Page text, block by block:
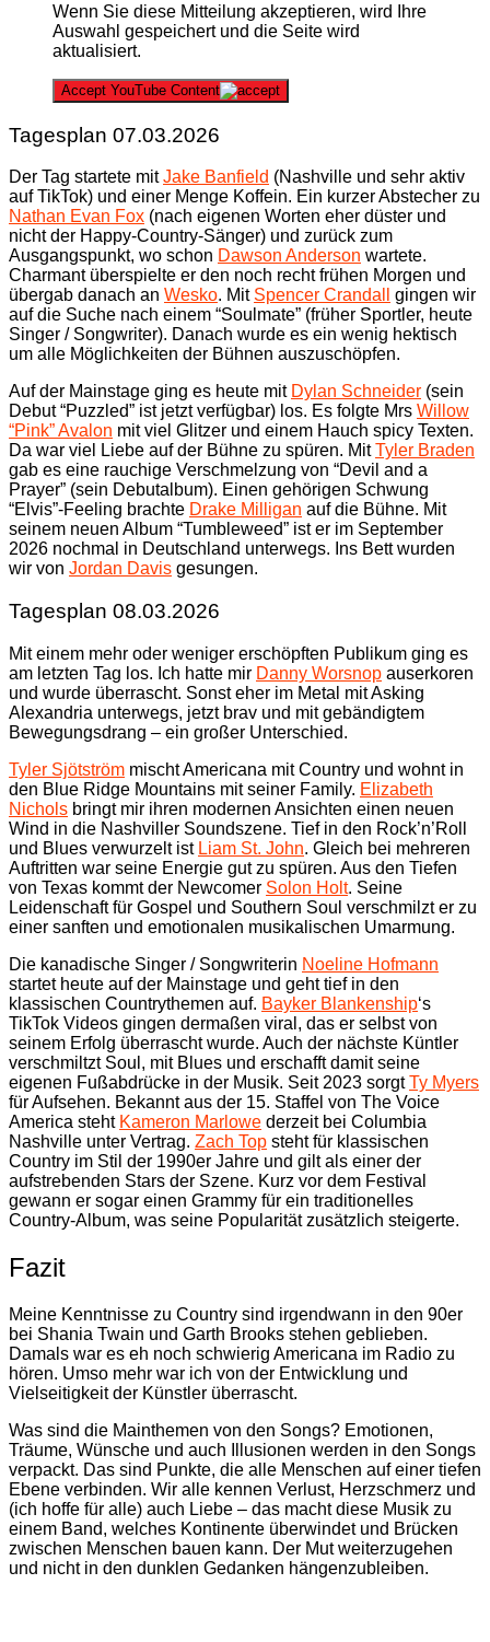
Wenn Sie diese Mitteilung akzeptieren, wird Ihre
Auswahl gespeichert und die Seite wird
aktualisiert.
Accept YouTube Content
Tagesplan 07.03.2026
Der Tag startete mitJake Banfield (Nashville und sehr aktiv
auf TikTok) und einer Menge Koffein. Ein kurzer Abstecher zu
Nathan Evan Fox (nach eigenen Worten eher düster und
nicht der Happy-Country-Sänger) und zurück zum
Ausgangspunkt, wo schon Dawson Anderson wartete.
Charmant überspielte er den noch recht frühen Morgen und
übergab danach an Wesko. Mit Spencer Crandall
gingen wir
auf die Suche nach einem “Soulmate” (früher Sportler, heute
Singer / Songwriter). Danach wurde es ein wenig hektisch
um alle Möglichkeiten der Bühnen auszuschöpfen.
Auf der Mainstage ging es heute mit Dylan Schneider (sein
Debut “Puzzled” ist jetzt verfügbar) los. Es folgte Mrs Willow
“Pink” Avalon mit viel Glitzer und einem Hauch spicy Texten.
Da war viel Liebe auf der Bühne zu spüren. MitTyler Braden
gab es eine rauchige Verschmelzung von “Devil and a
Prayer” (sein Debutalbum). Einen gehörigen Schwung
“Elvis”-Feeling brachte Drake Milligan auf die Bühne. Mit
seinem neuen Album “Tumbleweed” ist er im September
2026 nochmal in Deutschland unterwegs. Ins Bett wurden
wir von Jordan Davis gesungen.
Tagesplan 08.03.2026
Mit einem mehr oder weniger erschöpften Publikum ging es
am letzten Tag los. Ich hatte mir Danny Worsnop auserkoren
und wurde überrascht. Sonst eher im Metal mit Asking
Alexandria unterwegs, jetzt brav und mit gebändigtem
Bewegungsdrang – ein großer Unterschied.
Tyler Sjötström mischt Americana mit Country und wohnt in
den Blue Ridge Mountains mit seiner Family. Elizabeth
Nichols bringt mir ihren modernen Ansichten einen neuen
Wind in die Nashviller Soundszene. Tief in den Rock’n’Roll
und Blues verwurzelt ist Liam St. John. Gleich bei mehreren
Auftritten war seine Energie gut zu spüren. Aus den Tiefen
von Texas kommt der Newcomer Solon Holt. Seine
Leidenschaft für Gospel und Southern Soul verschmilzt er zu
einer sanften und emotionalen musikalischen Umarmung.
Die kanadische Singer / Songwriterin Noeline Hofmann
startet heute auf der Mainstage und geht tief in den
klassischen Countrythemen auf. Bayker Blankenship‘s
TikTok Videos gingen dermaßen viral, das er selbst von
seinem Erfolg überrascht wurde. Auch der nächste Küntler
verschmiltzt Soul, mit Blues und erschafft damit seine
eigenen Fußabdrücke in der Musik. Seit 2023 sorgtTy Myers
für Aufsehen. Bekannt aus der 15. Staffel von The Voice
America steht Kameron Marlowe derzeit bei Columbia
Nashville unter Vertrag. Zach Top steht für klassischen
Country im Stil der 1990er Jahre und gilt als einer der
aufstrebenden Stars der Szene. Kurz vor dem Festival
gewann er sogar einen Grammy für ein traditionelles
Country-Album, was seine Popularität zusätzlich steigerte.
Fazit
Meine Kenntnisse zu Country sind irgendwann in den 90er
bei Shania Twain und Garth Brooks stehen geblieben.
Damals war es eh noch schwierig Americana im Radio zu
hören. Umso mehr war ich von der Entwicklung und
Vielseitigkeit der Künstler überrascht.
Was sind die Mainthemen von den Songs? Emotionen,
Träume, Wünsche und auch Illusionen werden in den Songs
verpackt. Das sind Punkte, die alle Menschen auf einer tiefen
Ebene verbinden. Wir alle kennen Verlust, Herzschmerz und
(ich hoffe für alle) auch Liebe – das macht diese Musik zu
einem Band, welches Kontinente überwindet und Brücken
zwischen Menschen bauen kann. Der Mut weiterzugehen
und nicht in den dunklen Gedanken hängenzubleiben.